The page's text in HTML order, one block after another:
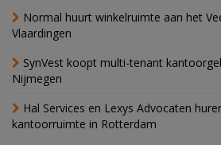
Normal huurt winkelruimte aan het
Vlaardingen
SynVest koopt multi-tenant
Nijmegen
Hal Services en Lexys Advocaten
kantoorruimte in Rotterdam